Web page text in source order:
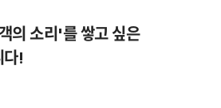
의 소리'를 쌓고 싶은
다!